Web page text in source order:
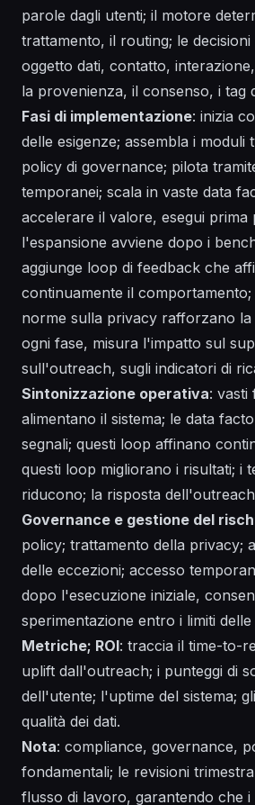
parole dagli utenti; il motore
trattamento, il routing; le decisioni
oggetto dati, contatto,
la provenienza, il consenso, i tag
Fasi di implementazione: inizia
delle esigenze; assembla i moduli
policy di governance; pilota
temporanei; scala in vaste data
accelerare il valore, esegui prima
l'espansione avviene dopo i
aggiunge loop di feedback che
continuamente il
norme sulla privacy rafforzano la
ogni fase, misura l'impatto sul
sull'outreach, sugli indicatori di
Sintonizzazione operativa: vasti
alimentano il sistema; le data
segnali; questi loop affinano
questi loop migliorano i risultati; i
riducono; la risposta
Governance e gestione del
policy; trattamento della privacy;
delle eccezioni; accesso
dopo l'esecuzione iniziale,
sperimentazione entro i limiti delle
Metriche; ROI: traccia il time-to-
uplift dall'outreach; i punteggi di
dell'utente; l'uptime del sistema;
qualità dei dati.
Nota: compliance, governance,
fondamentali; le revisioni
flusso di lavoro, garantendo che i